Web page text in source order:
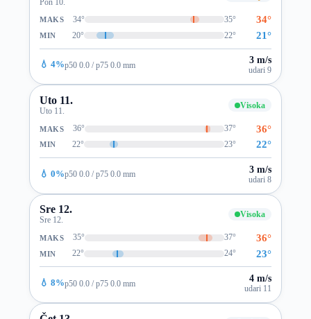
MAKS 34° 35° 34°
MIN 20° 22° 21°
💧 4%p50 0.0 / p75 0.0 mm 3 m/s
udari 9
Uto 11.
Uto 11.
Visoka
MAKS 36° 37° 36°
MIN 22° 23° 22°
💧 0%p50 0.0 / p75 0.0 mm 3 m/s
udari 8
Sre 12.
Sre 12.
Visoka
MAKS 35° 37° 36°
MIN 22° 24° 23°
💧 8%p50 0.0 / p75 0.0 mm 4 m/s
udari 11